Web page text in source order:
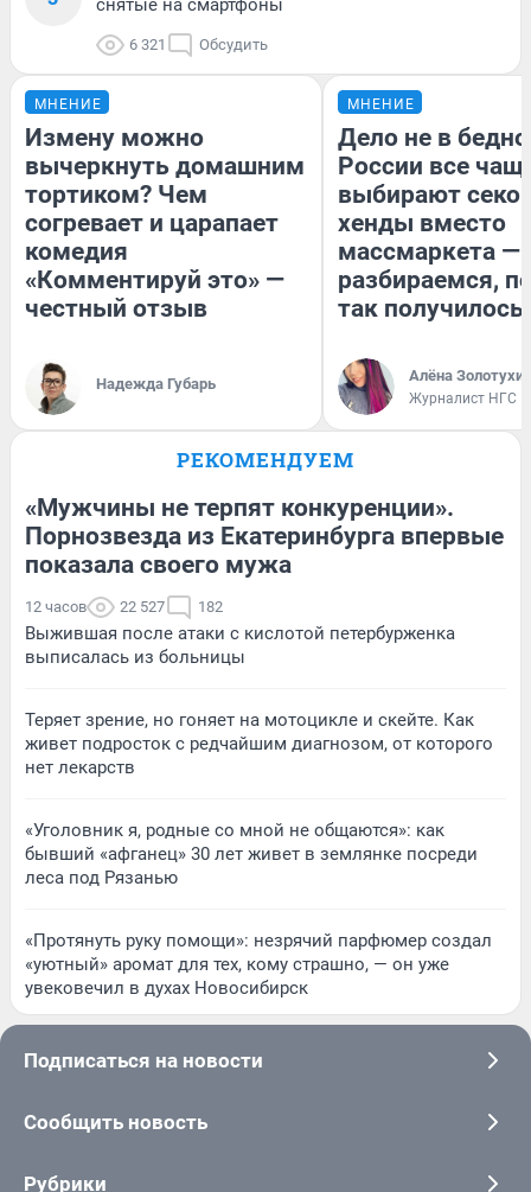
снятые на смартфоны
6 321 Обсудить
МНЕНИЕ
Измену можно
вычеркнуть домашним
тортиком? Чем
согревает и царапает
комедия
«Комментируй это» —
честный отзыв
Надежда Губарь
МНЕНИЕ
Дело не в
России все
выбирают
хенды вместо
массмаркета —
разбираемся,
так получилось
Алёна
Журналист НГС
РЕКОМЕНДУЕМ
«Мужчины не терпят конкуренции».
Порнозвезда из Екатеринбурга впервые
показала своего мужа
12 часов 22 527 182
Выжившая после атаки с кислотой петербурженка
выписалась из больницы
Теряет зрение, но гоняет на мотоцикле и скейте. Как
живет подросток с редчайшим диагнозом, от которого
нет лекарств
«Уголовник я, родные со мной не общаются»: как
бывший «афганец» 30 лет живет в землянке посреди
леса под Рязанью
«Протянуть руку помощи»: незрячий парфюмер создал
«уютный» аромат для тех, кому страшно, — он уже
увековечил в духах Новосибирск
Подписаться на новости
Сообщить новость
Рубрики